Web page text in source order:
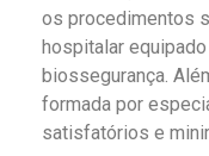
os procedimentos
hospitalar
biossegurança.
formada por
satisfatórios e